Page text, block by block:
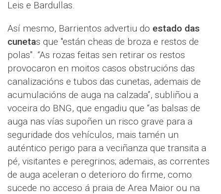
Leis e Bardullas.
Así mesmo, Barrientos advertiu do estado das
cunetas que "están cheas de broza e restos de
polas". “As rozas feitas sen retirar os restos
provocaron en moitos casos obstrucións das
canalizacións e tubos das cunetas, ademais de
acumulacións de auga na calzada”, subliñou a
voceira do BNG, que engadiu que “as balsas de
auga nas vías supoñen un risco grave para a
seguridade dos vehículos, mais tamén un
auténtico perigo para a veciñanza que transita a
pé, visitantes e peregrinos; ademais, as correntes
de auga aceleran o deterioro do firme, como
sucede no acceso á praia de Area Maior ou na